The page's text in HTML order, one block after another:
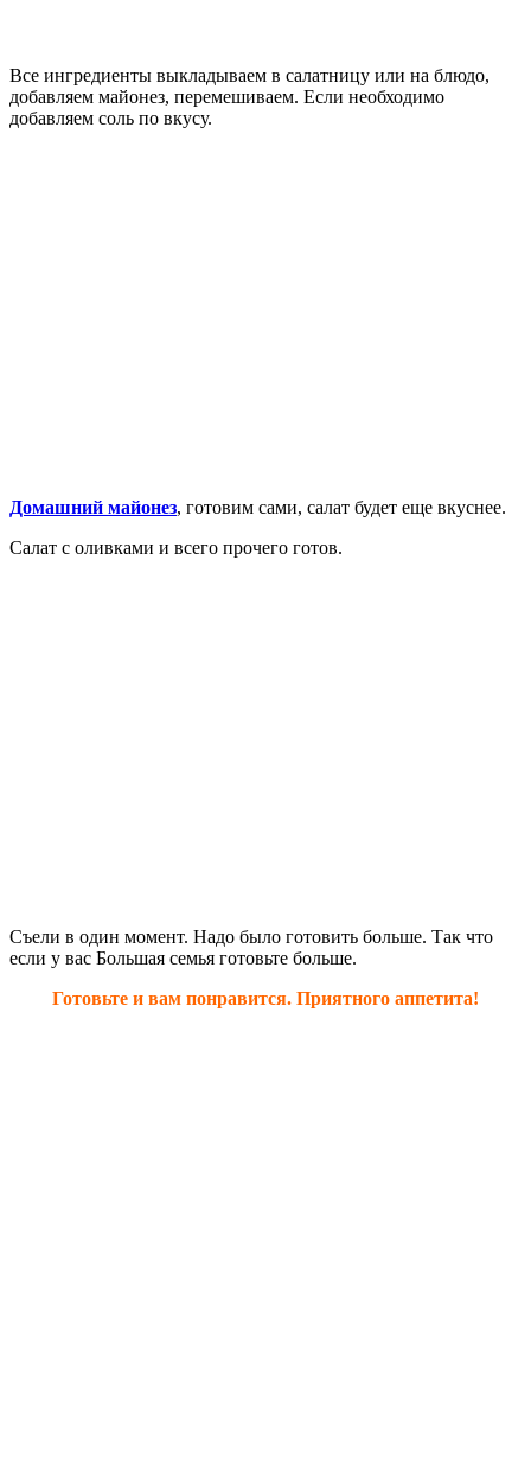
Все ингредиенты выкладываем в салатницу или на блюдо,
добавляем майонез, перемешиваем. Если необходимо
добавляем соль по вкусу.
Домашний майонез, готовим сами, салат будет еще вкуснее.
Салат с оливками и всего прочего готов.
Съели в один момент. Надо было готовить больше. Так что
если у вас Большая семья готовьте больше.
Готовьте и вам понравится. Приятного аппетита!